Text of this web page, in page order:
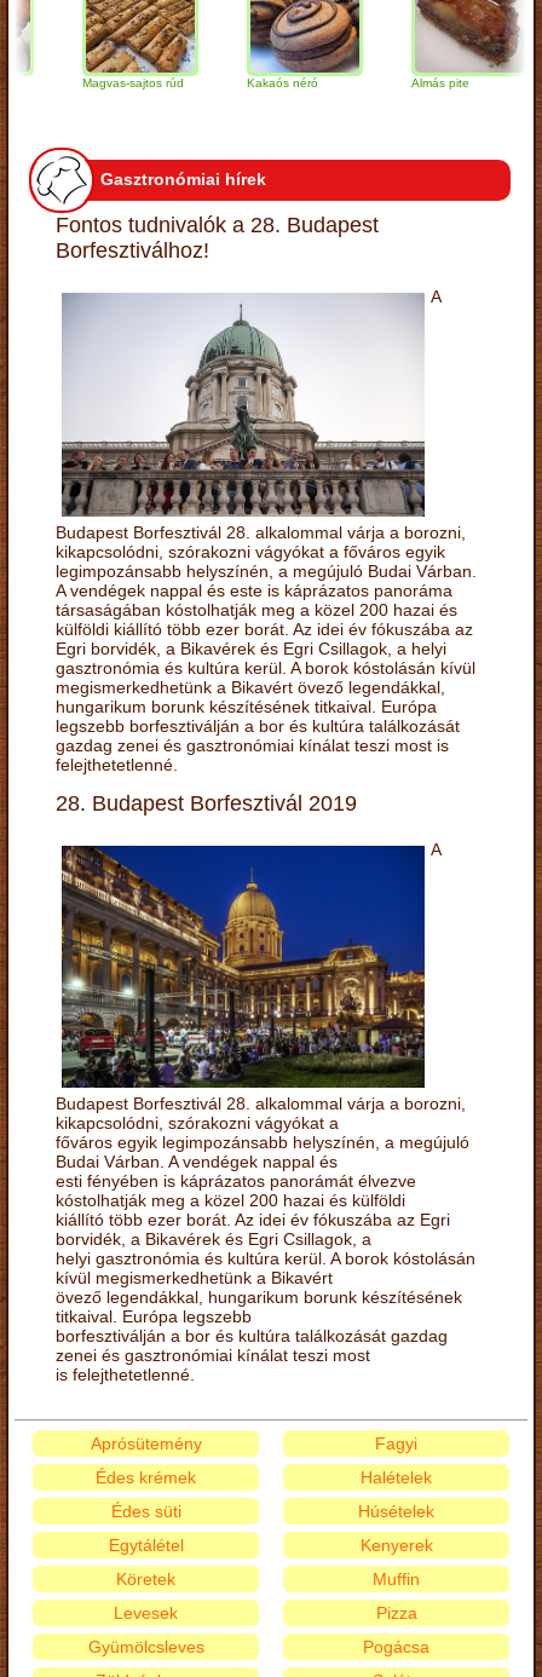
Magvas-sajtos rúd Kakaós néró Almás pite
Gasztronómiai hírek
Fontos tudnivalók a 28. Budapest
Borfesztiválhoz!
A
Budapest Borfesztivál 28. alkalommal várja a borozni,
kikapcsolódni, szórakozni vágyókat a főváros egyik
legimpozánsabb helyszínén, a megújuló Budai Várban.
A vendégek nappal és este is káprázatos panoráma
társaságában kóstolhatják meg a közel 200 hazai és
külföldi kiállító több ezer borát. Az idei év fókuszába az
Egri borvidék, a Bikavérek és Egri Csillagok, a helyi
gasztronómia és kultúra kerül. A borok kóstolásán kívül
megismerkedhetünk a Bikavért övező legendákkal,
hungarikum borunk készítésének titkaival. Európa
legszebb borfesztiválján a bor és kultúra találkozását
gazdag zenei és gasztronómiai kínálat teszi most is
felejthetetlenné.
28. Budapest Borfesztivál 2019
A
Budapest Borfesztivál 28. alkalommal várja a borozni,
kikapcsolódni, szórakozni vágyókat a
főváros egyik legimpozánsabb helyszínén, a megújuló
Budai Várban. A vendégek nappal és
esti fényében is káprázatos panorámát élvezve
kóstolhatják meg a közel 200 hazai és külföldi
kiállító több ezer borát. Az idei év fókuszába az Egri
borvidék, a Bikavérek és Egri Csillagok, a
helyi gasztronómia és kultúra kerül. A borok kóstolásán
kívül megismerkedhetünk a Bikavért
övező legendákkal, hungarikum borunk készítésének
titkaival. Európa legszebb
borfesztiválján a bor és kultúra találkozását gazdag
zenei és gasztronómiai kínálat teszi most
is felejthetetlenné.
Aprósütemény
Édes krémek
Édes süti
Egytálétel
Fagyi
Halételek
Húsételek
Kenyerek
Köretek
Levesek
Gyümölcsleves
Muffin
Pizza
Pogácsa